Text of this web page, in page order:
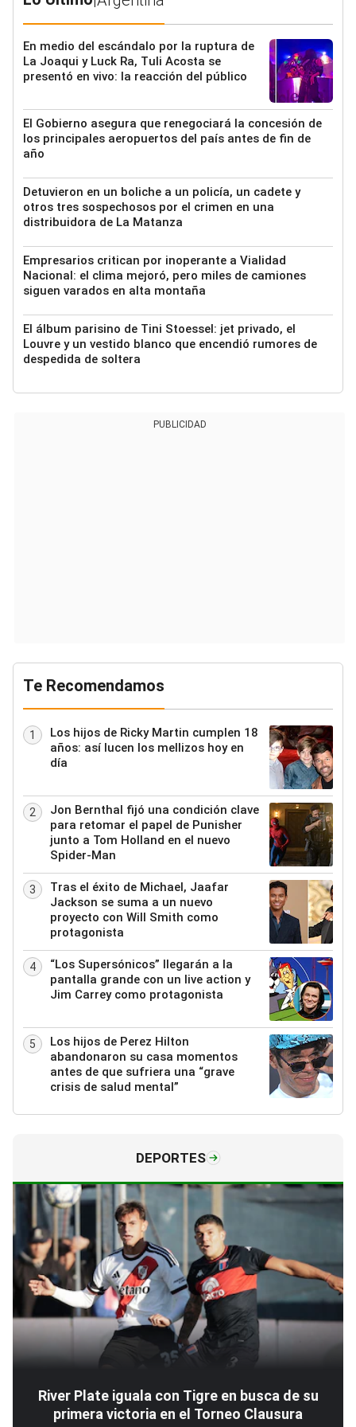
En medio del escándalo por la ruptura de
La Joaqui y Luck Ra, Tuli Acosta se
presentó en vivo: la reacción del público
El Gobierno asegura que renegociará la concesión de
los principales aeropuertos del país antes de fin de
año
Detuvieron en un boliche a un policía, un cadete y
otros tres sospechosos por el crimen en una
distribuidora de La Matanza
Empresarios critican por inoperante a Vialidad
Nacional: el clima mejoró, pero miles de camiones
siguen varados en alta montaña
El álbum parisino de Tini Stoessel: jet privado, el
Louvre y un vestido blanco que encendió rumores de
despedida de soltera
PUBLICIDAD
Te Recomendamos
1
Los hijos de Ricky Martin cumplen 18
años: así lucen los mellizos hoy en
día
2
Jon Bernthal fijó una condición clave
para retomar el papel de Punisher
junto a Tom Holland en el nuevo
Spider-Man
3
Tras el éxito de Michael, Jaafar
Jackson se suma a un nuevo
proyecto con Will Smith como
protagonista
4
“Los Supersónicos” llegarán a la
pantalla grande con un live action y
Jim Carrey como protagonista
5
Los hijos de Perez Hilton
abandonaron su casa momentos
antes de que sufriera una “grave
crisis de salud mental”
DEPORTES
River Plate iguala con Tigre en busca de su
primera victoria en el Torneo Clausura